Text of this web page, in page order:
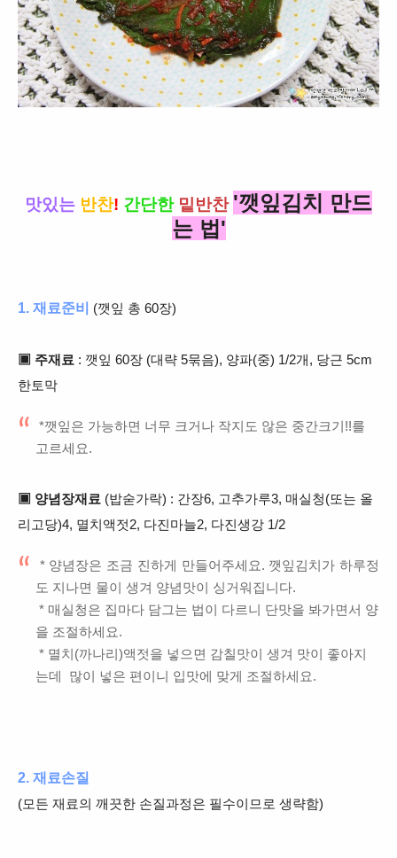
맛있는 반찬! 간단한 밑반찬 '깻잎김치 만드
는 법'
1. 재료준비 (깻잎 총 60장)
▣ 주재료 : 깻잎 60장 (대략 5묶음), 양파(중) 1/2개, 당근 5cm
한토막
*깻잎은 가능하면 너무 크거나 작지도 않은 중간크기!!를
고르세요.
▣ 양념장재료 (밥숟가락) : 간장6, 고추가루3, 매실청(또는 올
리고당)4, 멸치액젓2, 다진마늘2, 다진생강 1/2
* 양념장은 조금 진하게 만들어주세요. 깻잎김치가 하루정
도 지나면 물이 생겨 양념맛이 싱거워집니다.
* 매실청은 집마다 담그는 법이 다르니 단맛을 봐가면서 양
을 조절하세요.
* 멸치(까나리)액젓을 넣으면 감칠맛이 생겨 맛이 좋아지
는데 많이 넣은 편이니 입맛에 맞게 조절하세요.
2. 재료손질
(모든 재료의 깨끗한 손질과정은 필수이므로 생략함)